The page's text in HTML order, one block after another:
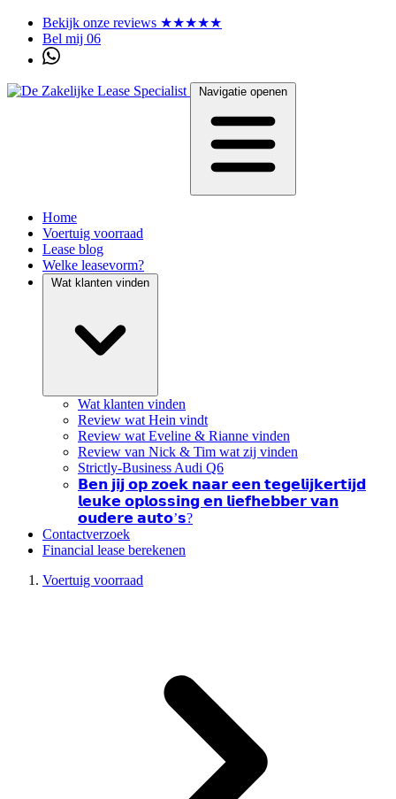
Bekijk onze reviews ★★★★★
Bel mij 06
Navigatie openen
Home
Voertuig voorraad
Lease blog
Welke leasevorm?
Wat klanten vinden
Wat klanten vinden
Review wat Hein vindt
Review wat Eveline & Rianne vinden
Review van Nick & Tim wat zij vinden
Strictly-Business Audi Q6
𝗕𝗲𝗻 𝗷𝗶𝗷 𝗼𝗽 𝘇𝗼𝗲𝗸 𝗻𝗮𝗮𝗿 𝗲𝗲𝗻 𝘁𝗲𝗴𝗲𝗹𝗶𝗷𝗸𝗲𝗿𝘁𝗶𝗷𝗱
𝗹𝗲𝘂𝗸𝗲 𝗼𝗽𝗹𝗼𝘀𝘀𝗶𝗻𝗴 𝗲𝗻 𝗹𝗶𝗲𝗳𝗵𝗲𝗯𝗯𝗲𝗿 𝘃𝗮𝗻
𝗼𝘂𝗱𝗲𝗿𝗲 𝗮𝘂𝘁𝗼’𝘀?
Contactverzoek
Financial lease berekenen
Voertuig voorraad